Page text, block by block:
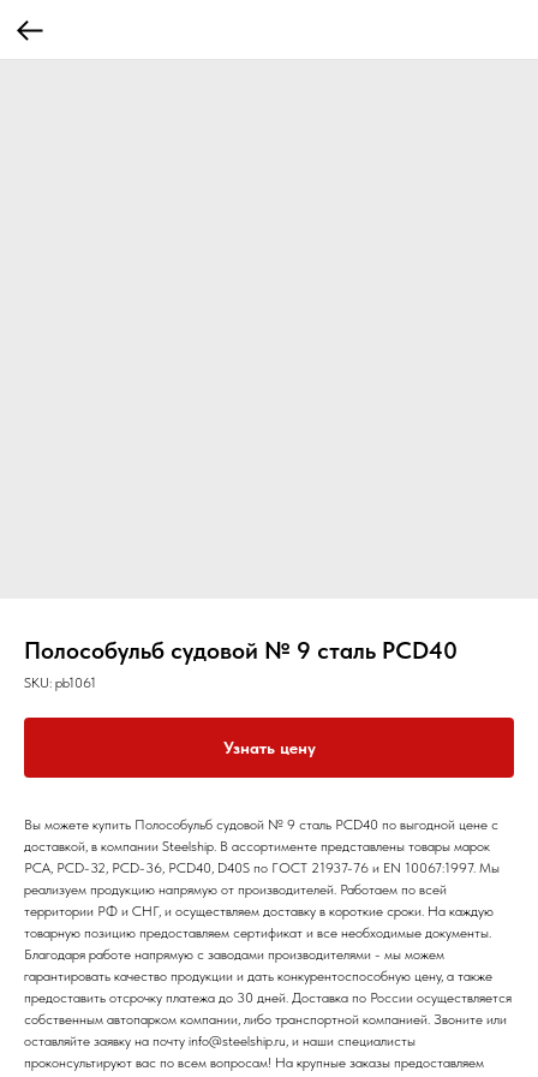
Полособульб судовой № 9 сталь РСD40
SKU: pb1061
Узнать цену
Вы можете купить Полособульб судовой № 9 сталь РСD40 по выгодной цене с
доставкой, в компании Steelship. В ассортименте представлены товары марок
РСА, РСD-32, РСD-36, РСD40, D40S по ГОСТ 21937-76 и EN 10067:1997. Мы
реализуем продукцию напрямую от производителей. Работаем по всей
территории РФ и СНГ, и осуществляем доставку в короткие сроки. На каждую
товарную позицию предоставляем сертификат и все необходимые документы.
Благодаря работе напрямую с заводами производителями - мы можем
гарантировать качество продукции и дать конкурентоспособную цену, а также
предоставить отсрочку платежа до 30 дней. Доставка по России осуществляется
собственным автопарком компании, либо транспортной компанией. Звоните или
оставляйте заявку на почту info@steelship.ru, и наши специалисты
проконсультируют вас по всем вопросам! На крупные заказы предоставляем